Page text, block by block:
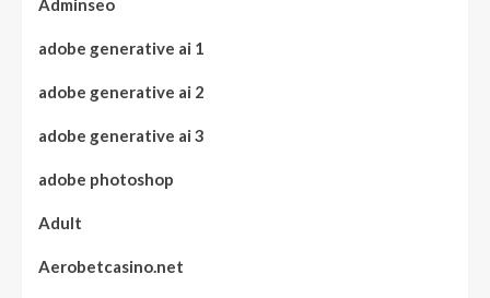
Adminseo
adobe generative ai 1
adobe generative ai 2
adobe generative ai 3
adobe photoshop
Adult
Aerobetcasino.net